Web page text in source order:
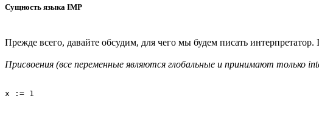
Сущность языка IMP
Прежде всего, давайте обсудим, для чего мы будем писать
Присвоения (все переменные являются глобальные и принимают только
x := 1